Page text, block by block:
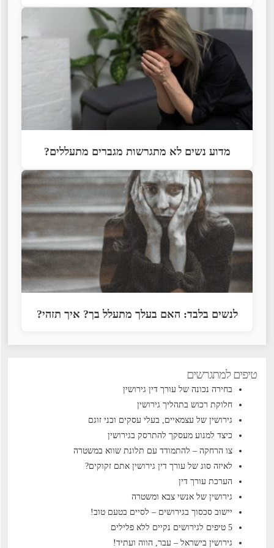
מדוע נשים לא מתגרשות מגברים מתעללים?
לנשים בלבד: האם בעלך מתעלל בך? איך תזהי?
טיפים למתגרשים
בחירה נכונה של עורך דין גירושין
חלוקת רכוש בתהליך גירושין
גירושין של עצמאיים, בעלי עסקים ובני זוגם
כיצד למנוע מעסקך להתרסק בגירושין
צו הרחקה – להתמודד עם תלונת שווא במשטרה
לאיזה סוג של עורך דין גירושין אתם זקוקים?
הערכת עורך דין
גירושין של אנשי צבא ומשטרה
יישוב סכסוך בגירושים – לסיים בטעם טוב!
5 טיפים לגירושים נקיים ללא פלילים
גירושין בישראל – עבר, הווה ועתיד!